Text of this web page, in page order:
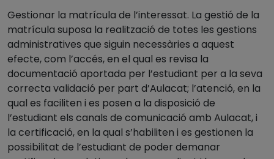
Gestionar la matrícula de l’interessat. La gestió de la
matrícula suposa la realització de totes les gestions
administratives que siguin necessàries a aquest
efecte, com l’accés, en el qual es revisa la
documentació aportada per l’estudiant per a la seva
correcta validació per part d’Aulacat; l’atenció, en la
qual es faciliten i es posen a la disposició de
l’estudiant els canals de comunicació amb Aulacat, i
la certificació, en la qual s’habiliten i es gestionen la
possibilitat de l’estudiant de poder demanar